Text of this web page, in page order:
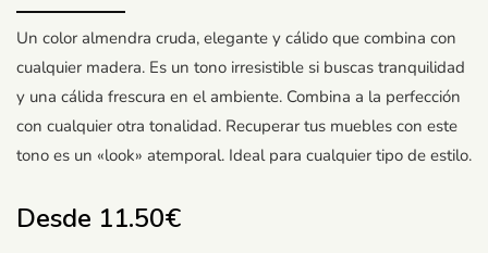
Un color almendra cruda, elegante y cálido que combina con
cualquier madera. Es un tono irresistible si buscas tranquilidad
y una cálida frescura en el ambiente. Combina a la perfección
con cualquier otra tonalidad. Recuperar tus muebles con este
tono es un «look» atemporal. Ideal para cualquier tipo de estilo.
Desde 11.50€